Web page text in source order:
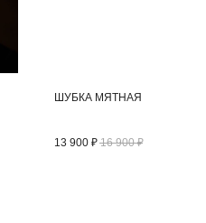
ШУБКА МЯТНАЯ
13 900 ₽ 16 900 ₽